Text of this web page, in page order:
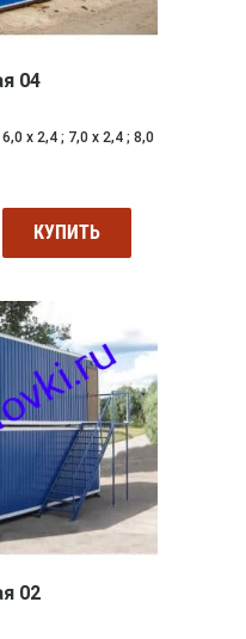
04
х 2,4 ; 7,0 х 2,4 ; 8,0
КУПИТЬ
02